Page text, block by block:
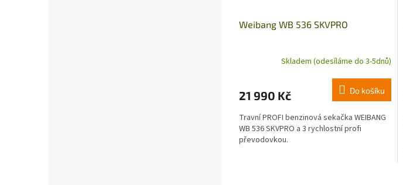
Weibang WB 536 SKVPRO
Skladem (odesíláme do 3-5dnů)
21 990 Kč Do košíku
Travní PROFI benzinová sekačka WEIBANG
WB 536 SKVPRO a 3 rychlostní profi
převodovkou.